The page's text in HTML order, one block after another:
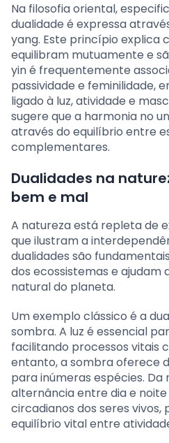
Na filosofia oriental,
dualidade é expressa
yang. Este princípio explica
equilibram mutuamente e
yin é frequentemente
passividade e feminilidade,
ligado à luz, atividade e
sugere que a harmonia no
através do equilíbrio entre
complementares.
Dualidades na
bem e mal
A natureza está repleta de
que ilustram a
dualidades são
dos ecossistemas e ajudam
natural do planeta.
Um exemplo clássico é a
sombra. A luz é essencial
facilitando processos vitais
entanto, a sombra oferece
para inúmeras espécies. Da
alternância entre dia e noite
circadianos dos seres vivos,
equilíbrio vital entre